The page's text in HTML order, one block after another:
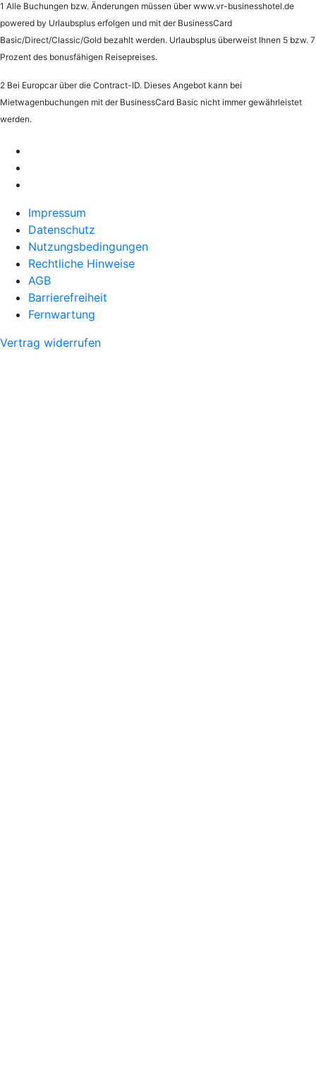
1 Alle Buchungen bzw. Änderungen müssen über www.vr-businesshotel.de
powered by Urlaubsplus erfolgen und mit der BusinessCard
Basic/Direct/Classic/Gold bezahlt werden. Urlaubsplus überweist Ihnen 5 bzw. 7
Prozent des bonusfähigen Reisepreises.
2 Bei Europcar über die Contract-ID. Dieses Angebot kann bei
Mietwagenbuchungen mit der BusinessCard Basic nicht immer gewährleistet
werden.
Impressum
Datenschutz
Nutzungsbedingungen
Rechtliche Hinweise
AGB
Barrierefreiheit
Fernwartung
Vertrag widerrufen